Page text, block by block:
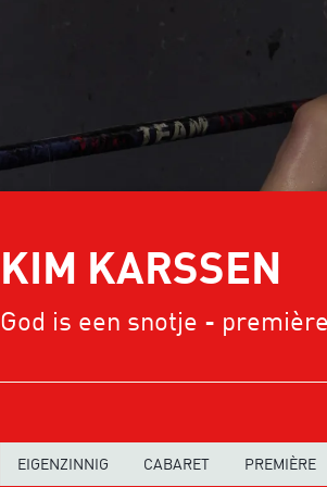
KIM KARSSEN
God is een snotje -
EIGENZINNIG CABARET PREMIÈRE